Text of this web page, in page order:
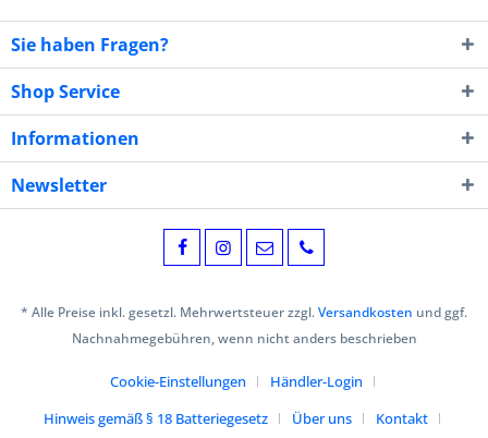
Sie haben Fragen?
Shop Service
Informationen
Newsletter
* Alle Preise inkl. gesetzl. Mehrwertsteuer zzgl.Versandkosten und ggf.
Nachnahmegebühren, wenn nicht anders beschrieben
Cookie-Einstellungen
Händler-Login
Hinweis gemäß § 18 Batteriegesetz
Über uns Kontakt